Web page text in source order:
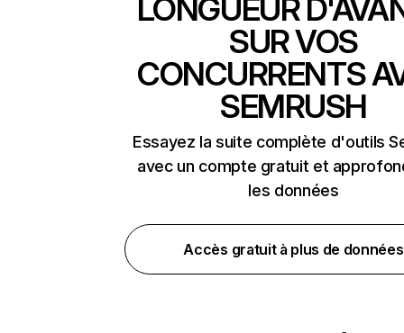
LONGUEUR
SUR VOS
CONCURRENTS
SEMRUSH
Essayez la suite complète d'outils
avec un compte gratuit et
les données
Accès gratuit à plus de données